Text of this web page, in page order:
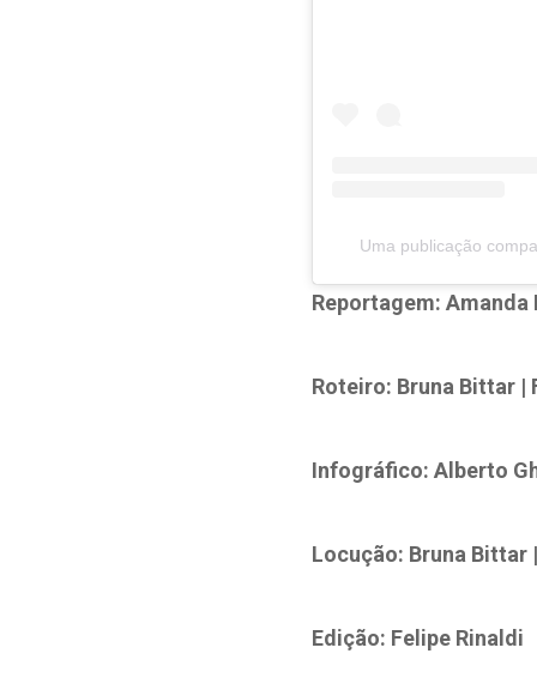
Uma publicação
Reportagem:
Roteiro: Bruna Bittar |
Infográfico: Alberto
Locução: Bruna Bittar
Edição: Felipe Rinaldi